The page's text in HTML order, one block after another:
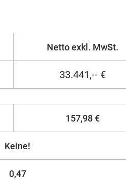
Netto exkl. MwSt.
33.441,-- €
157,98 €
Keine!
0,47